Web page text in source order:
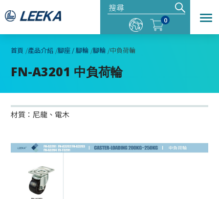
0
首頁 產品介紹 腳座 / 腳輪 腳輪 中負荷輪
FN-A3201 中負荷輪
材質：尼龍、電木